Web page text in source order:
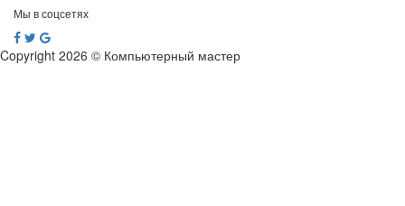
Мы в соцсетях
Copyright 2026 © Компьютерный мастер